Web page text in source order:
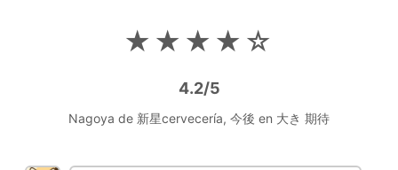
★★★★☆
4.2/5
Nagoya de 新星cervecería, 今後 en 大き 期待